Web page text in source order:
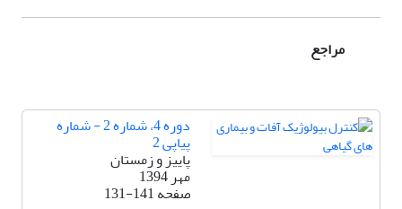
مراجع
دوره 4، شماره 2 - شماره
پیاپی 2
پاییز و زمستان
مهر 1394
صفحه131-141